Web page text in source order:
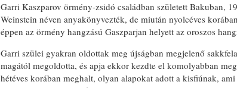
Garri Kaszparov örmény-zsidó családban született Bakuban,
Weinstein néven anyakönyvezték, de miután nyolcéves
éppen az örmény hangzású Gaszparjan helyett az oroszos
Garri szülei gyakran oldottak meg újságban megjelenő
magától megoldotta, és apja ekkor kezdte el komolyabban
hétéves korában meghalt, olyan alapokat adott a kisfiúnak,